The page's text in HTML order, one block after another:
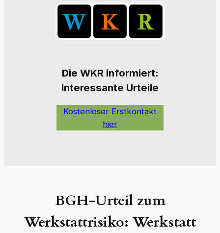
Die WKR informiert:
Interessante Urteile
Kostenloser Erstkontakt
hier
BGH-Urteil zum
Werkstattrisiko: Werkstatt